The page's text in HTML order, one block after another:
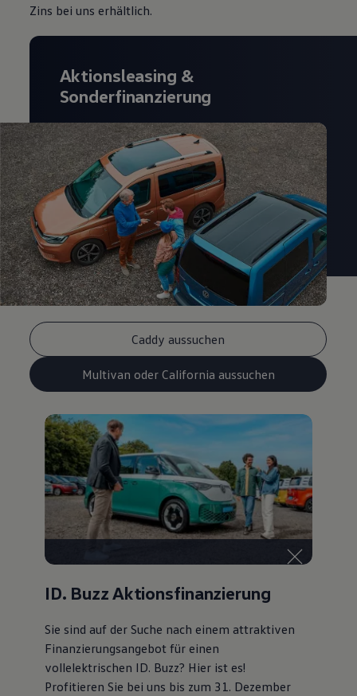
Zins bei uns erhältlich.
Caddy aussuchen
Multivan oder California aussuchen
Aktionsleasing &
Sonderfinanzierung
ID. Buzz Aktionsfinanzierung
Sie sind auf der Suche nach einem attraktiven
Finanzierungsangebotfür einen
vollelektrischen ID. Buzz? Hier ist es!
Profitieren Sie bei uns bis zum 31. Dezember